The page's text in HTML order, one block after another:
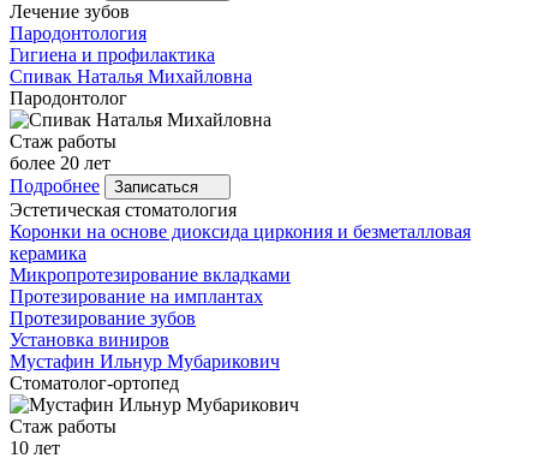
Лечение зубов
Пародонтология
Гигиена и профилактика
Спивак Наталья Михайловна
Пародонтолог
Стаж работы
более 20 лет
Подробнее
Записаться
Эстетическая стоматология
Коронки на основе диоксида циркония и безметалловая
керамика
Микропротезирование вкладками
Протезирование на имплантах
Протезирование зубов
Установка виниров
Мустафин Ильнур Мубарикович
Стоматолог-ортопед
Стаж работы
10 лет